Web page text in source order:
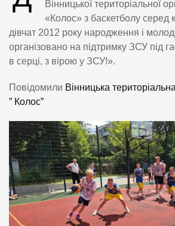
Вінницької територіальної
«Колос» з баскетболу серед
дівчат 2012 року народження і
організовано на підтримку ЗСУ під
в серці, з вірою у ЗСУ!».
Повідомили Вінницька
” Колос”